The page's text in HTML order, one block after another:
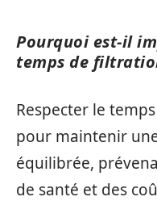
Pourquoi est-il
temps de
Respecter le
pour maintenir
équilibrée,
de santé et des